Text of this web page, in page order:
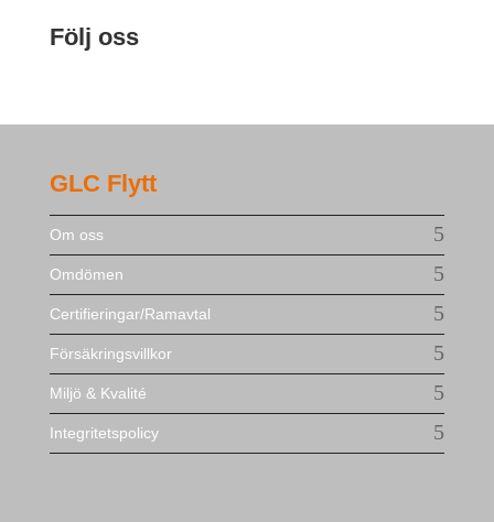
Följ oss
GLC Flytt
Om oss
Omdömen
Certifieringar/Ramavtal
Försäkringsvillkor
Miljö & Kvalité
Integritetspolicy